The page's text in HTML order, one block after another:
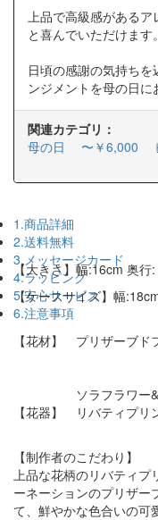
上品で高級感があるア
と喜んでいただけます。
日頃の感謝の気持ち
ンジメントを母の日に
関連カテゴリ：
母の日
〜￥6,000
1.商品詳細
2.送料無料
3.メッセージカード
4.ラッピング
5.安心サービス
6.注意事項
【大きさ】幅:16cm 奥行
【ケースサイズ】幅
【花材】 プリザーブ
カーネ
アジサ
ソラフラワー&ス
【花器】 リバティプリ
【制作者のこだわり】
上品な花柄のリバティプ
ーネーションのプリザー
て、鮮やかな色合いの可